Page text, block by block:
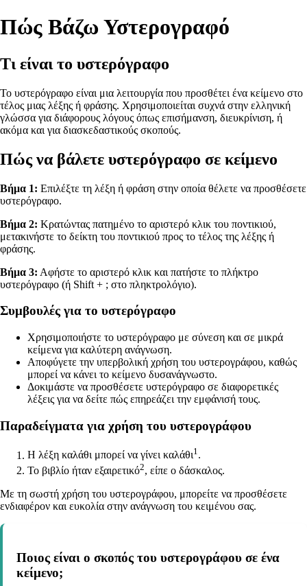
Πώς Βάζω Υστερογραφό
Τι είναι το υστερόγραφο
Το υστερόγραφο είναι μια λειτουργία που προσθέτει ένα κείμενο στο
τέλος μιας λέξης ή φράσης. Χρησιμοποιείται συχνά στην ελληνική
γλώσσα για διάφορους λόγους όπως επισήμανση, διευκρίνιση, ή
ακόμα και για διασκεδαστικούς σκοπούς.
Πώς να βάλετε υστερόγραφο σε κείμενο
Βήμα 1: Επιλέξτε τη λέξη ή φράση στην οποία θέλετε να προσθέσετε
υστερόγραφο.
Βήμα 2: Κρατώντας πατημένο το αριστερό κλικ του ποντικιού,
μετακινήστε το δείκτη του ποντικιού προς το τέλος της λέξης ή
φράσης.
Βήμα 3: Αφήστε το αριστερό κλικ και πατήστε το πλήκτρο
υστερόγραφο (ή Shift + ; στο πληκτρολόγιο).
Συμβουλές για το υστερόγραφο
Χρησιμοποιήστε το υστερόγραφο με σύνεση και σε μικρά
κείμενα για καλύτερη ανάγνωση.
Αποφύγετε την υπερβολική χρήση του υστερογράφου, καθώς
μπορεί να κάνει το κείμενο δυσανάγνωστο.
Δοκιμάστε να προσθέσετε υστερόγραφο σε διαφορετικές
λέξεις για να δείτε πώς επηρεάζει την εμφάνισή τους.
Παραδείγματα για χρήση του υστερογράφου
Η λέξη καλάθι μπορεί να γίνει καλάθι1.
Το βιβλίο ήταν εξαιρετικό2, είπε ο δάσκαλος.
Με τη σωστή χρήση του υστερογράφου, μπορείτε να προσθέσετε
ενδιαφέρον και ευκολία στην ανάγνωση του κειμένου σας.
Ποιος είναι ο σκοπός του υστερογράφου σε ένα
κείμενο;